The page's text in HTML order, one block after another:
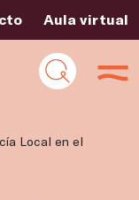
Aula virtual
Local en el